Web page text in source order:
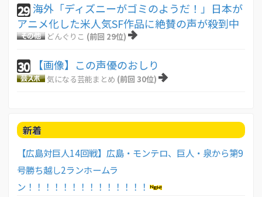
29 海外「ディズニーがゴミのようだ！」日本が
アニメ化した米人気SF作品に絶賛の声が殺到中
どんぐりこ (前回 29位)
30 【画像】この声優のおしり
気になる芸能まとめ (前回 30位)
新着
【広島対巨人14回戦】広島・モンテロ、巨人・泉から第9
号勝ち越し2ランホームラ
ン！！！！！！！！！！！！！！